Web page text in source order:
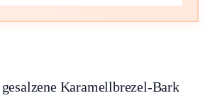
Karamellbrezel-Bark